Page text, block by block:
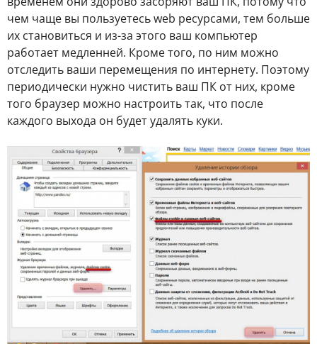
чем чаще вы пользуетесь web ресурсами, тем больше
их становиться и из-за этого ваш компьютер
работает медленней. Кроме того, по ним можно
отследить ваши перемещения по интернету. Поэтому
периодически нужно чистить ваш ПК от них, кроме
того браузер можно настроить так, что после
каждого выхода он будет удалять куки.